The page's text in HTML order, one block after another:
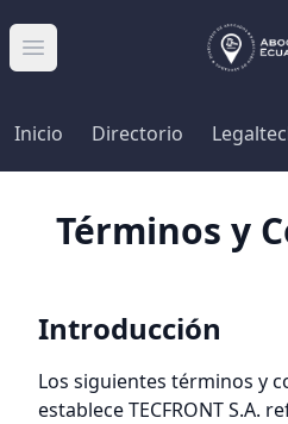
Abrir menú
Inicio Directorio
Términos y
Introducción
Los siguientes términos y
establece TECFRONT S.A.